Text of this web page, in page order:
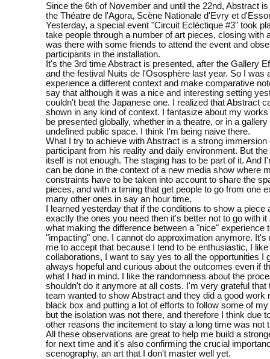
Since the 6th of November and until the 22nd, Abstract
the Théatre de l'Agora, Scène Nationale d'Evry et
Yesterday, a special event "Circuit Ecléctique #3" took
take people through a number of art pieces, closing with
was there with some friends to attend the event and
participants in the installation.
It's the 3rd time Abstract is presented, after the Gallery
and the festival Nuits de l'Ososphère last year. So I was
experience a different context and make comparative
say that although it was a nice and interesting setting
couldn't beat the Japanese one. I realized that Abstract
shown in any kind of context. I fantasize about my works
be presented globally, whether in a theatre, or in a gallery
undefined public space. I think I'm being naive there.
What I try to achieve with Abstract is a strong immersion
participant from his reality and daily environment. But the
itself is not enough. The staging has to be part of it. And
can be done in the context of a new media show where
constraints have to be taken into account to share the
pieces, and with a timing that get people to go from one
many other ones in say an hour time.
I learned yesterday that if the conditions to show a piece
exactly the ones you need then it's better not to go with it
what making the difference between a "nice" experience
"impacting" one. I cannot do approximation anymore. It's
me to accept that because I tend to be enthusiastic, I
collaborations, I want to say yes to all the opportunities I
always hopeful and curious about the outcomes even if
what I had in mind. I like the randomness about the
shouldn't do it anymore at all costs. I'm very grateful that
team wanted to show Abstract and they did a good work
black box and putting a lot of efforts to follow some of
but the isolation was not there, and therefore I think due
other reasons the incitement to stay a long time was not
All these observations are great to help me build a
for next time and it's also confirming the crucial
scenography, an art that I don't master well yet.